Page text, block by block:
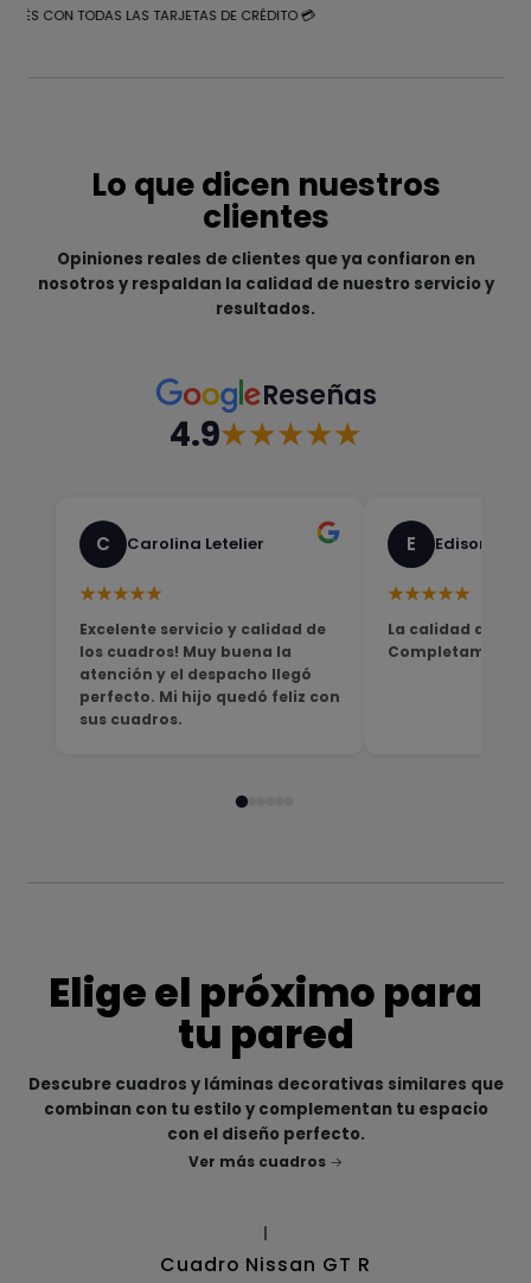
CON TODAS LAS TARJETAS DE CRÉDITO 💳
Lo que dicen nuestros
clientes
Opiniones reales de clientes que ya confiaron en
nosotros y respaldan la calidad de nuestro servicio y
resultados.
Reseñas
4.9★★★★★
C Carolina Letelier
★★★★★
Excelente servicio y calidad de
los cuadros! Muy buena la
atención y el despacho llegó
perfecto. Mi hijo quedó feliz con
sus cuadros.
E Edison
★★★★★
La calidad del
Completamente
Elige el próximo para
tu pared
Descubre cuadros y láminas decorativas similares que
combinan con tu estilo y complementan tu espacio
con el diseño perfecto.
Ver más cuadros
Cuadro Nissan GT R